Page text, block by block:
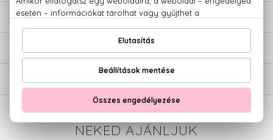
ÉRTÉKELÉSEK (0)
NEKED AJÁNLJUK